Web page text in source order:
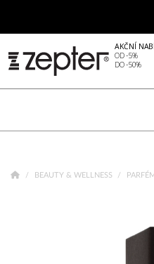
AKČNÍ
OD -5%
DO -50%
BEAUTY & WELLNESS